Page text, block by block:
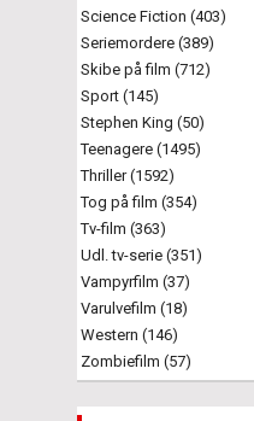
Science Fiction (403)
Seriemordere (389)
Skibe på film (712)
Sport (145)
Stephen King (50)
Teenagere (1495)
Thriller (1592)
Tog på film (354)
Tv-film (363)
Udl. tv-serie (351)
Vampyrfilm (37)
Varulvefilm (18)
Western (146)
Zombiefilm (57)